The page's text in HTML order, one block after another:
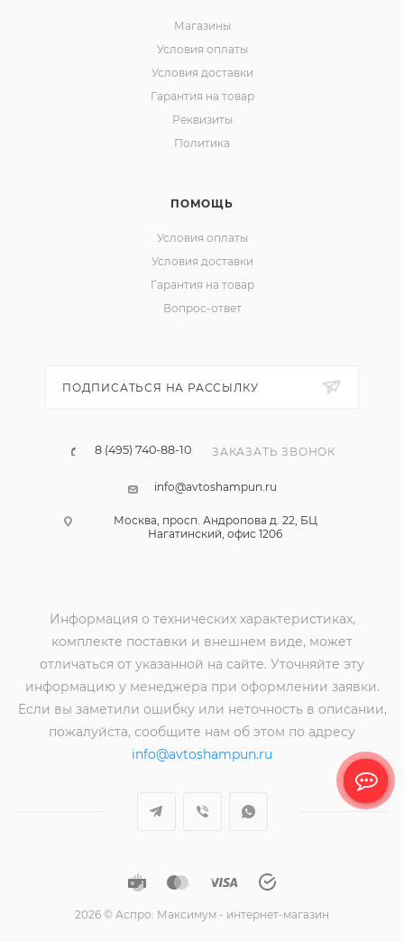
Магазины
Условия оплаты
Условия доставки
Гарантия на товар
Реквизиты
Политика
ПОМОЩЬ
Условия оплаты
Условия доставки
Гарантия на товар
Вопрос-ответ
ПОДПИСАТЬСЯ НА РАССЫЛКУ
8 (495) 740-88-10 ЗАКАЗАТЬ ЗВОНОК
info@avtoshampun.ru
Москва, просп. Андропова д. 22, БЦ
Нагатинский, офис 1206
Информация о технических характеристиках,
комплекте поставки и внешнем виде, может
отличаться от указанной на сайте. Уточняйте эту
информацию у менеджера при оформлении заявки.
Если вы заметили ошибку или неточность в описании,
пожалуйста, сообщите нам об этом по адресу
info@avtoshampun.ru
2026 © Аспро: Максимум - интернет-магазин